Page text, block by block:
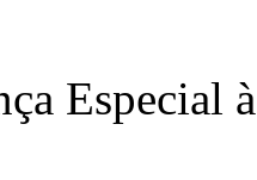
Especial